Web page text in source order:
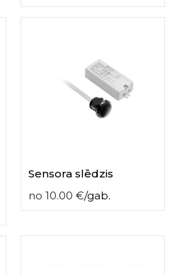
Sensora slēdzis
no 10.00 €/gab.